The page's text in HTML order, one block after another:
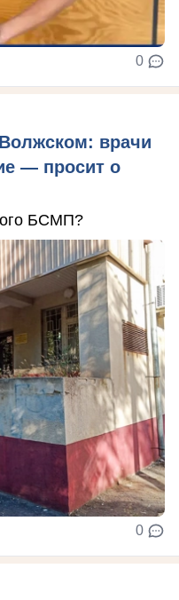
0
врачи
— просит о
БСМП?
0